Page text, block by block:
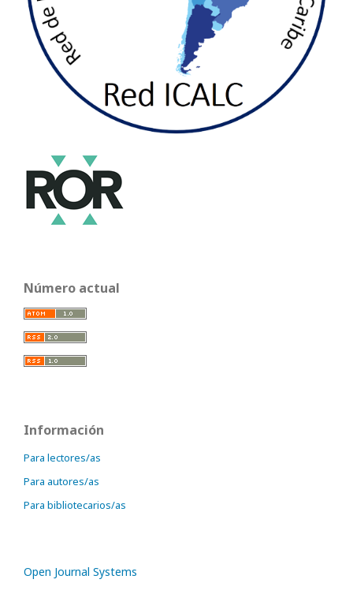
Número actual
Información
Para lectores/as
Para autores/as
Para bibliotecarios/as
Open Journal Systems